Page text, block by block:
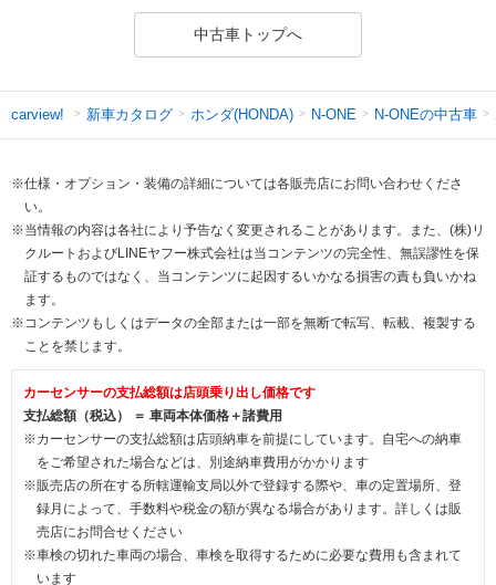
中古車トップへ
carview! 新車カタログ ホンダ(HONDA) N-ONE N-ONEの中古車
※仕様・オプション・装備の詳細については各販売店にお問い合わせくださ
い。
※当情報の内容は各社により予告なく変更されることがあります。また、(株)リ
クルートおよびLINEヤフー株式会社は当コンテンツの完全性、無誤謬性を保
証するものではなく、当コンテンツに起因するいかなる損害の責も負いかね
ます。
※コンテンツもしくはデータの全部または一部を無断で転写、転載、複製する
ことを禁じます。
カーセンサーの支払総額は店頭乗り出し価格です
支払総額（税込） ＝ 車両本体価格＋諸費用
※カーセンサーの支払総額は店頭納車を前提にしています。自宅への納車
をご希望された場合などは、別途納車費用がかかります
※販売店の所在する所轄運輸支局以外で登録する際や、車の定置場所、登
録月によって、手数料や税金の額が異なる場合があります。詳しくは販
売店にお問合せください
※車検の切れた車両の場合、車検を取得するために必要な費用も含まれて
います